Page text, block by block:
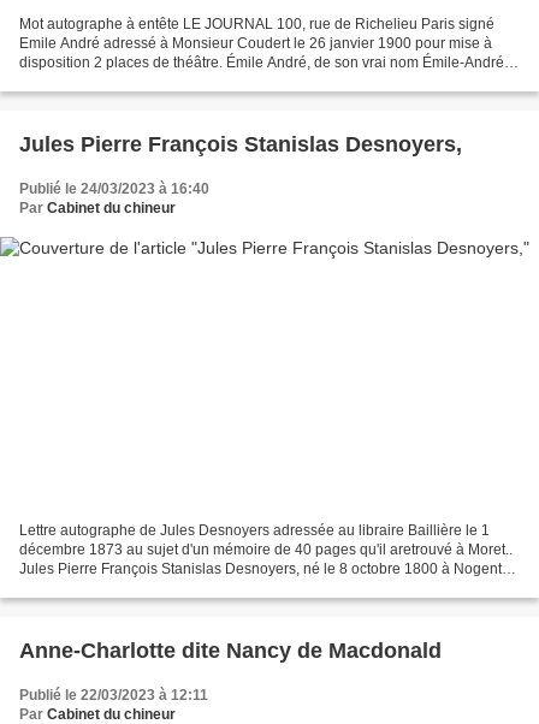
Mot autographe à entête LE JOURNAL 100, rue de Richelieu Paris signé
Emile André adressé à Monsieur Coudert le 26 janvier 1900 pour mise à
disposition 2 places de théâtre. Émile André, de son vrai nom Émile-André
Jules Pierre François Stanislas Desnoyers,
Publié le 24/03/2023 à 16:40
Par Cabinet du chineur
Lettre autographe de Jules Desnoyers adressée au libraire Baillière le 1
décembre 1873 au sujet d'un mémoire de 40 pages qu'il aretrouvé à Moret..
Jules Pierre François Stanislas Desnoyers, né le 8 octobre 1800 à Nogent-
Anne-Charlotte dite Nancy de Macdonald
Publié le 22/03/2023 à 12:11
Par Cabinet du chineur